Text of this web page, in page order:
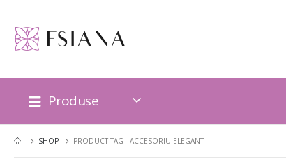
Produse
SHOP PRODUCT TAG - ACCESORIU ELEGANT